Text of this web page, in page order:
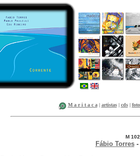
M a r i t a c a| artistas| cds|
M
Fábio Torres-